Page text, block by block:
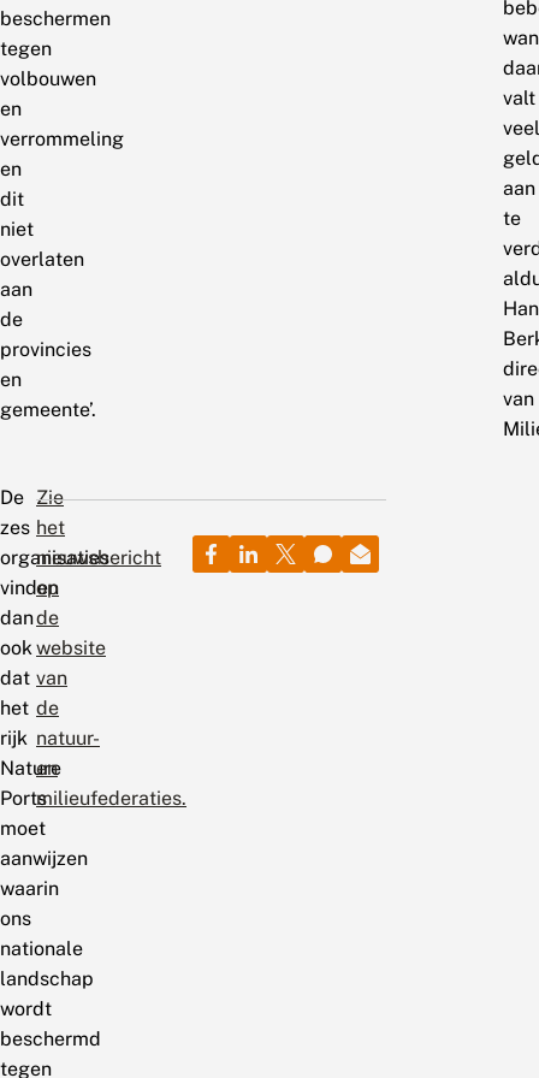
beschermen
tegen
volbouwen
en
verrommeling
en
dit
niet
overlaten
aan
de
provincies
en
gemeente’.
valt
veel
aan
te
van
De
zes
organisaties
vinden
dan
ook
dat
het
rijk
Nature
Ports
moet
aanwijzen
waarin
ons
nationale
landschap
wordt
beschermd
tegen
Zie
het
nieuwsbericht
op
de
website
van
de
natuur-
en
milieufederaties.